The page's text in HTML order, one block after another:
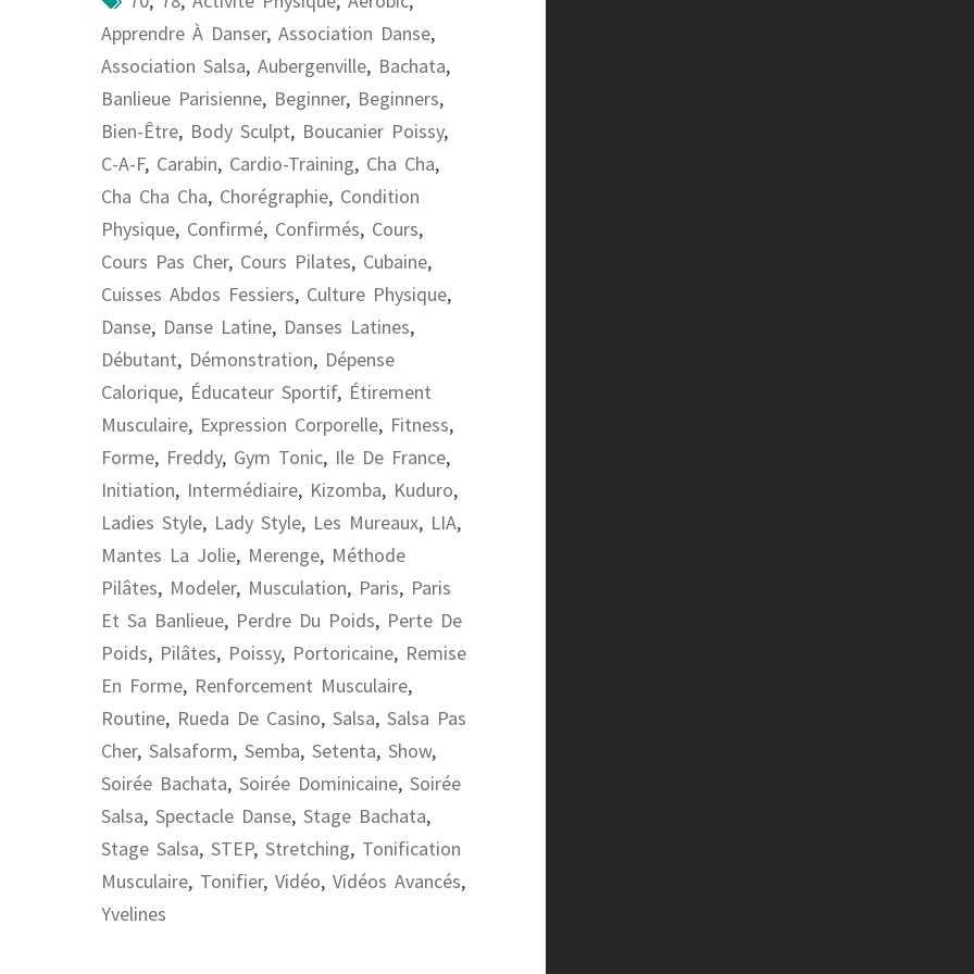
Apprendre À Danser, Association Danse,
Association Salsa, Aubergenville, Bachata,
Banlieue Parisienne, Beginner, Beginners,
Bien-Être, Body Sculpt, Boucanier Poissy,
C-A-F, Carabin, Cardio-Training, Cha Cha,
Cha Cha Cha, Chorégraphie, Condition
Physique, Confirmé, Confirmés, Cours,
Cours Pas Cher, Cours Pilates, Cubaine,
Cuisses Abdos Fessiers, Culture Physique,
Danse, Danse Latine, Danses Latines,
Débutant, Démonstration, Dépense
Calorique, Éducateur Sportif, Étirement
Musculaire, Expression Corporelle, Fitness,
Forme, Freddy, Gym Tonic, Ile De France,
Initiation, Intermédiaire, Kizomba, Kuduro,
Ladies Style, Lady Style, Les Mureaux, LIA,
Mantes La Jolie, Merenge, Méthode
Pilâtes, Modeler, Musculation, Paris, Paris
Et Sa Banlieue, Perdre Du Poids, Perte De
Poids, Pilâtes, Poissy, Portoricaine, Remise
En Forme, Renforcement Musculaire,
Routine, Rueda De Casino, Salsa, Salsa Pas
Cher, Salsaform, Semba, Setenta, Show,
Soirée Bachata, Soirée Dominicaine, Soirée
Salsa, Spectacle Danse, Stage Bachata,
Stage Salsa, STEP, Stretching, Tonification
Musculaire, Tonifier, Vidéo, Vidéos Avancés,
Yvelines